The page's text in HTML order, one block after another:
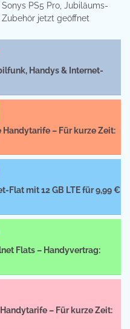
PS5 Pro, Jubiläums-
jetzt geöffnet
Handys & Internet-
Handytarife – Für kurze Zeit:
Flat mit 12 GB LTE für 9,99 €
Flats – Handyvertrag:
– Für kurze Zeit: